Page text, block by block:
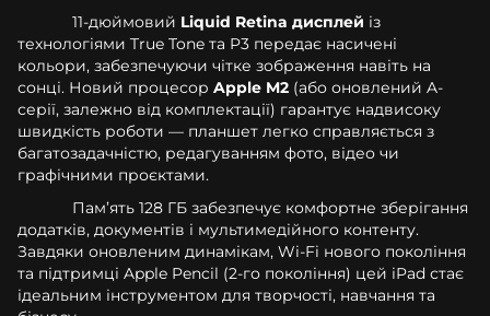
11-дюймовий Liquid Retina дисплей із
технологіями True Tone та P3 передає насичені
кольори, забезпечуючи чітке зображення навіть на
сонці. Новий процесор Apple M2 (або оновлений A-
серії, залежно від комплектації) гарантує надвисоку
швидкість роботи — планшет легко справляється з
багатозадачністю, редагуванням фото, відео чи
графічними проєктами.
Пам’ять 128 ГБ забезпечує комфортне зберігання
додатків, документів і мультимедійного контенту.
Завдяки оновленим динамікам, Wi-Fi нового покоління
та підтримці Apple Pencil (2-го покоління) цей iPad стає
ідеальним інструментом для творчості, навчання та